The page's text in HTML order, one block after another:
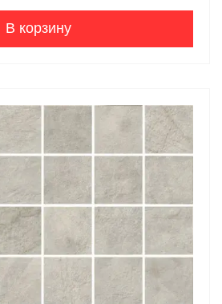
В корзину